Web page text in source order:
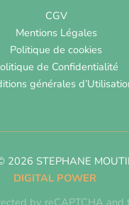
CGV
Mentions Légales
Politique de cookies
de Confidentialité
générales
2026 STEPHANE
DIGITAL POWER